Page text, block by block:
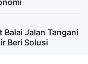
Balai Jalan Tangani
Beri Solusi